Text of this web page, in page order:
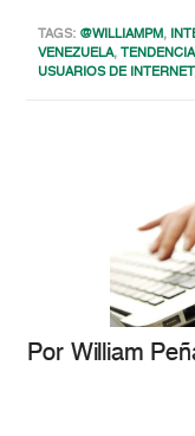
TAGS: @WILLIAMPM,
VENEZUELA,
USUARIOS DE INTERNET
Por William